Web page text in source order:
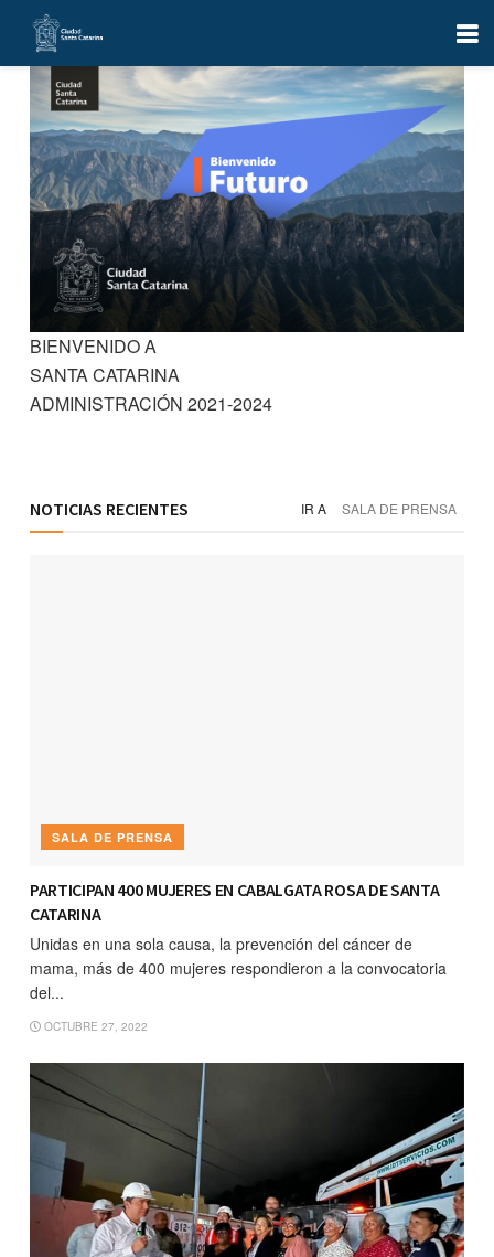
BIENVENIDO A
SANTA CATARINA
ADMINISTRACIÓN 2021-2024
NOTICIAS RECIENTES IR A SALA DE PRENSA
SALA DE PRENSA
PARTICIPAN 400 MUJERES EN CABALGATA ROSA DE SANTA
CATARINA
Unidas en una sola causa, la prevención del cáncer de
mama, más de 400 mujeres respondieron a la convocatoria
del...
OCTUBRE 27, 2022